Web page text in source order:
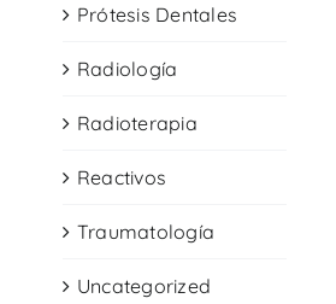
Prótesis Dentales
Radiología
Radioterapia
Reactivos
Traumatología
Uncategorized